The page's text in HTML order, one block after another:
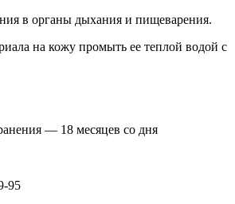
в органы дыхания и пищеварения.
на кожу промыть ее теплой водой с
— 18 месяцев со дня
95